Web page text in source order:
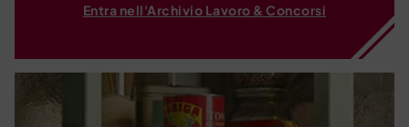
Entra nell'Archivio Lavoro & Concorsi